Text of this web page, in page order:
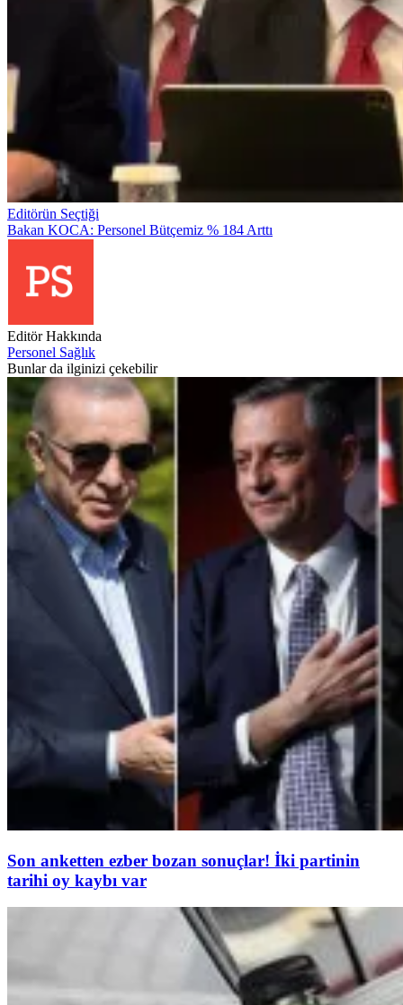
Editörün Seçtiği
Bakan KOCA: Personel Bütçemiz % 184 Arttı
Editör Hakkında
Personel Sağlık
Bunlar da ilginizi çekebilir
Son anketten ezber bozan sonuçlar! İki partinin
tarihi oy kaybı var